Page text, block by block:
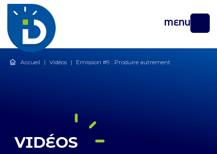
MENU
Accueil | Vidéos | Emission #9 : Produire autrement
VIDÉOS